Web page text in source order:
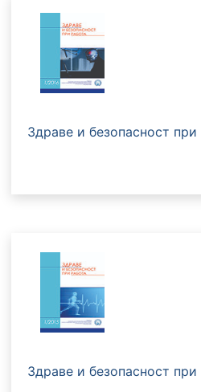
Здраве и безопасност при
Здраве и безопасност при